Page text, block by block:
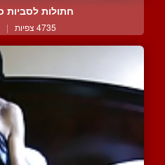
חתולות לסביות
4735 צפיות |